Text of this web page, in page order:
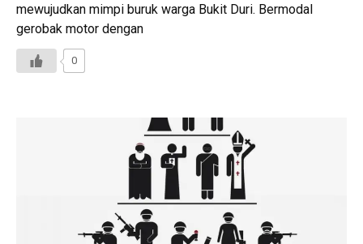
mewujudkan mimpi buruk warga Bukit Duri. Bermodal
gerobak motor dengan
0